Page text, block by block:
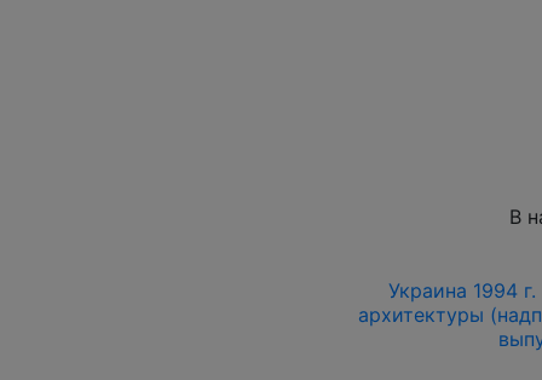
В
Украина 1994
архитектуры